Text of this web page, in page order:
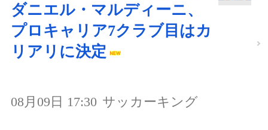
ダニエル・マルディーニ、
プロキャリア7クラブ目はカ
リアリに決定
08月09日 17:30 サッカーキング